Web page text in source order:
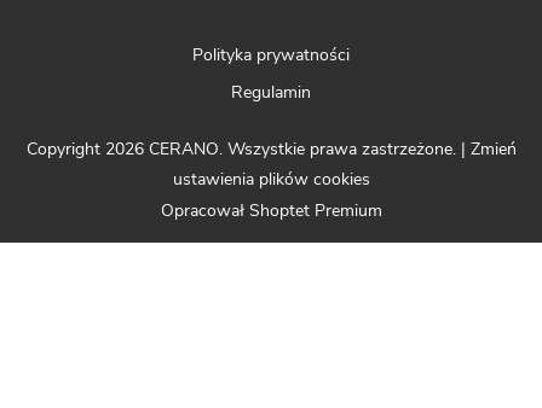
Polityka prywatności
Regulamin
Opracował Shoptet Premium
Copyright 2026 CERANO. Wszystkie prawa zastrzeżone. | Zmień
ustawienia plików cookies